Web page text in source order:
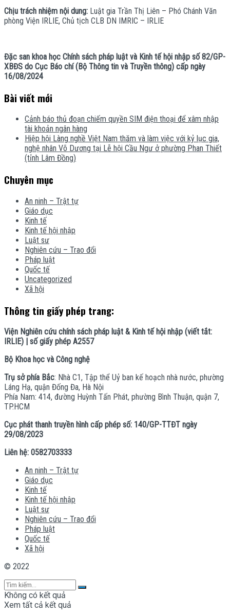
Chịu trách nhiệm nội dung: Luật gia Trần Thị Liên – Phó Chánh Văn
phòng Viện IRLIE, Chủ tịch CLB DN IMRIC – IRLIE
Đặc san khoa học Chính sách pháp luật và Kinh tế hội nhập số 82/GP-
XBĐS do Cục Báo chí (Bộ Thông tin và Truyền thông) cấp ngày
16/08/2024
Bài viết mới
Cảnh báo thủ đoạn chiếm quyền SIM điện thoại để xâm nhập
tài khoản ngân hàng
Hiệp hội Làng nghề Việt Nam thăm và làm việc với kỷ lục gia,
nghệ nhân Võ Dương tại Lễ hội Cầu Ngư ở phường Phan Thiết
(tỉnh Lâm Đồng)
Chuyên mục
An ninh – Trật tự
Giáo dục
Kinh tế
Kinh tế hội nhập
Luật sư
Nghiên cứu – Trao đổi
Pháp luật
Quốc tế
Uncategorized
Xã hội
Thông tin giấy phép trang:
Viện Nghiên cứu chính sách pháp luật & Kinh tế hội nhập (viết tắt:
IRLIE) | số giấy phép A2557
Bộ Khoa học và Công nghệ
Trụ sở phía Bắc: Nhà C1, Tập thể Uỷ ban kế hoạch nhà nước, phường
Láng Hạ, quận Đống Đa, Hà Nội
Phía Nam: 414, đường Huỳnh Tấn Phát, phường Bình Thuận, quận 7,
TP.HCM
Cục phát thanh truyền hình cấp phép số: 140/GP-TTĐT ngày
29/08/2023
Liên hệ: 0582703333
An ninh – Trật tự
Giáo dục
Kinh tế
Kinh tế hội nhập
Luật sư
Nghiên cứu – Trao đổi
Pháp luật
Quốc tế
Xã hội
© 2022
Không có kết quả
Xem tất cả kết quả